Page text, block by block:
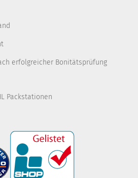
erfolgreicher Bonitätsprüfung
Packstationen